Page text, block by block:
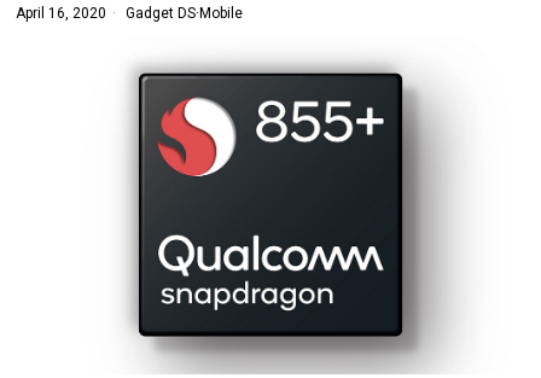
April 16, 2020 Gadget DS· Mobile